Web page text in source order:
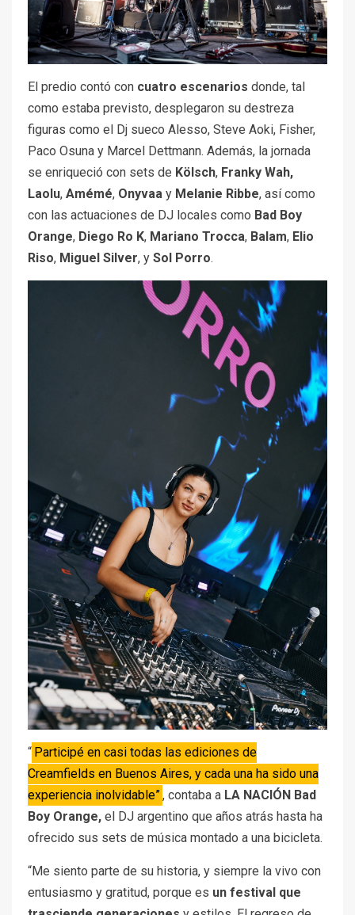
El predio contó con cuatro escenarios donde, tal
como estaba previsto, desplegaron su destreza
figuras como el Dj sueco Alesso, Steve Aoki, Fisher,
Paco Osuna y Marcel Dettmann. Además, la jornada
se enriqueció con sets de Kölsch, Franky Wah,
Laolu, Amémé, Onyvaa y Melanie Ribbe, así como
con las actuaciones de DJ locales como Bad Boy
Orange, Diego Ro K, Mariano Trocca, Balam, Elio
Riso, Miguel Silver, y Sol Porro.
“ Participé en casi todas las ediciones de
Creamfields en Buenos Aires, y cada una ha sido una
experiencia inolvidable”, contaba a LA NACIÓN Bad
Boy Orange, el DJ argentino que años atrás hasta ha
ofrecido sus sets de música montado a una bicicleta.
“Me siento parte de su historia, y siempre la vivo con
entusiasmo y gratitud, porque es un festival que